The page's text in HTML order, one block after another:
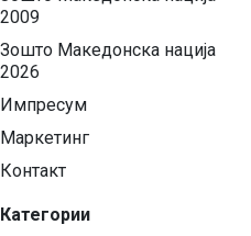
2009
Зошто Македонска нација
2026
Импресум
Маркетинг
Контакт
Категории